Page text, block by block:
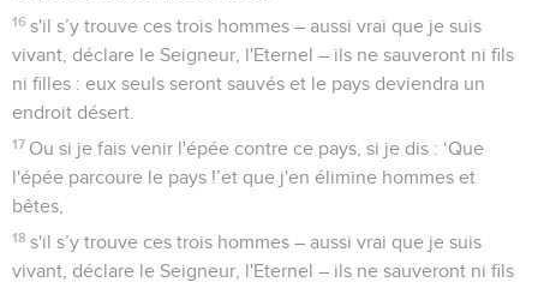
16 s'il s’y trouve ces trois hommes – aussi vrai que je suis
vivant, déclare le Seigneur, l'Eternel – ils ne sauveront ni fils
ni filles : eux seuls seront sauvés et le pays deviendra un
endroit désert.
17 Ou si je fais venir l'épée contre ce pays, si je dis : ‘Que
l'épée parcoure le pays !’et que j'en élimine hommes et
bêtes,
18 s'il s’y trouve ces trois hommes – aussi vrai que je suis
vivant, déclare le Seigneur, l'Eternel – ils ne sauveront ni fils